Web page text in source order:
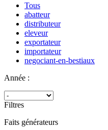
Tous
abatteur
distributeur
eleveur
exportateur
importateur
negociant-en-bestiaux
Année :
Filtres
Faits générateurs